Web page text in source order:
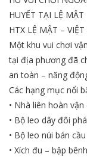
HUYẾT TẠI LỆ MẬT
HTX LỆ MẬT –
Một khu vui chơi
tại địa phương đã
an toàn – năng
Các hạng mục nổi
• Nhà liên hoàn
• Bộ leo dây đôi
• Bộ leo núi bán
• Xích đu – bập